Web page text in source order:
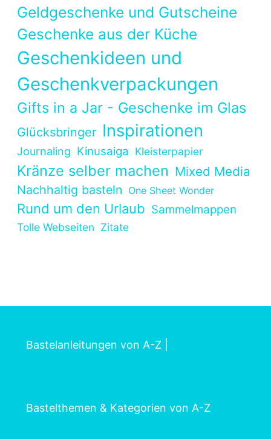
Geldgeschenke und Gutscheine
Geschenke aus der Küche
Geschenkideen und
Geschenkverpackungen
Gifts in a Jar - Geschenke im Glas
Glücksbringer Inspirationen
Journaling Kinusaiga Kleisterpapier
Kränze selber machen Mixed Media
Nachhaltig basteln One Sheet Wonder
Rund um den Urlaub Sammelmappen
Tolle Webseiten Zitate
Bastelanleitungen von A-Z
Bastelthemen & Kategorien von A-Z